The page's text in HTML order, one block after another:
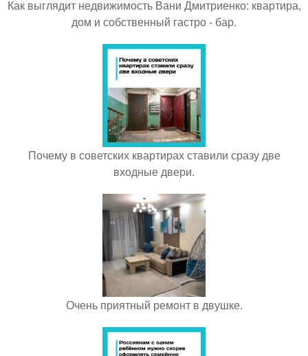
Как выглядит недвижимость Вани Дмитриенко: квартира,
дом и собственный гастро - бар.
Почему в советских квартирах ставили сразу две
входные двери.
Очень приятный ремoнт в двушке.